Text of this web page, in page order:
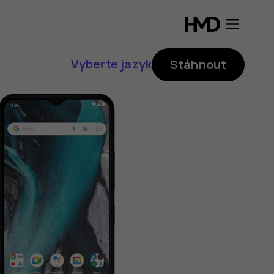
Vyberte jazyk Stáhnout